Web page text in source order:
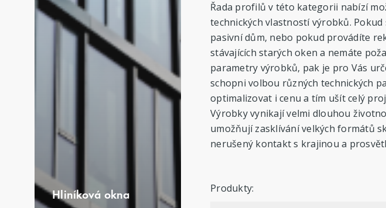
Hliníková okna
Řada profilů v této kategorii nabízí
technických vlastností výrobků.
pasivní dům, nebo pokud provádíte
stávajících starých oken a nemáte
parametry výrobků, pak je pro Vás
schopni volbou různých technických
optimalizovat i cenu a tím ušít celý
Výrobky vynikají velmi dlouhou
umožňují zasklívání velkých formátů
nerušený kontakt s krajinou a
Produkty: